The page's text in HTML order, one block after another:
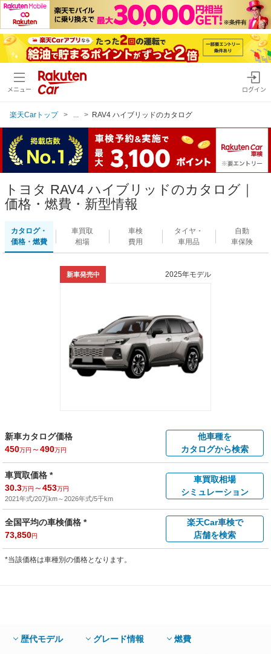
メニュー ログイン
楽天Carトップ RAV4 ハイブリッドのカタログ
トヨタ RAV4 ハイブリッドのカタログ｜
価格・燃費・新型情報
カタログ・
価格・燃費
車買取
相場
車検
費用
タイヤ・
車用品
自動
車保険
新車発売中 2025年モデル
新車カタログ価格
450万円 ～490万円
他車種を
カタログから検索
車買取価格 *
30.3万円 ～453万円
2021年式/20万km～2026年式/5千km
車買取相場
シミュレーション
全国平均の車検価格 *
73,850円
楽天Car車検で
店舗を検索
*当該価格は車種別の価格となります。
歴代モデル グレード情報 燃費